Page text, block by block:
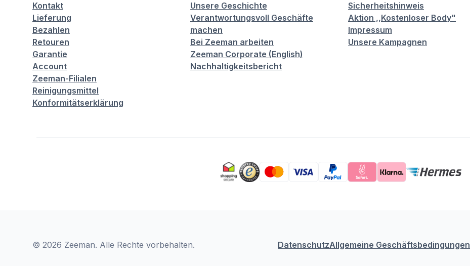
Kontakt
Lieferung
Bezahlen
Retouren
Garantie
Account
Zeeman-Filialen
Reinigungsmittel
Konformitätserklärung
Unsere Geschichte
Verantwortungsvoll Geschäfte
machen
Bei Zeeman arbeiten
Zeeman Corporate (English)
Nachhaltigkeitsbericht
Sicherheitshinweis
Aktion ,,Kostenloser Body"
Impressum
Unsere Kampagnen
© 2026 Zeeman. Alle Rechte vorbehalten. DatenschutzAllgemeine Geschäftsbedingungen